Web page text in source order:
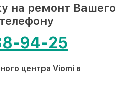
на ремонт Вашего
94-25
центра Viomi в